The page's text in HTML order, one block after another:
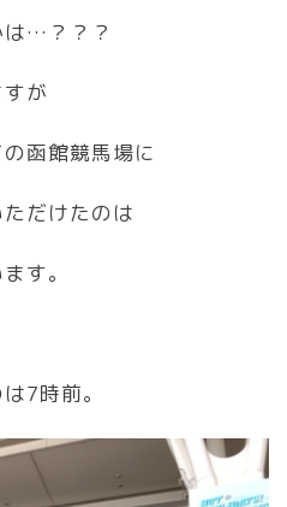
は…？？？
が
函館競馬場に
だけたのは
す。
7時前。